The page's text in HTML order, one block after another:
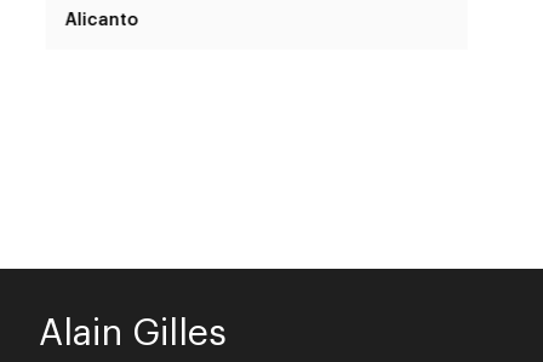
Alicanto
Alain Gilles